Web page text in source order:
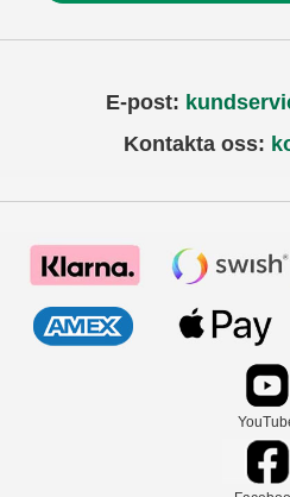
E-post:
Kontakta oss: